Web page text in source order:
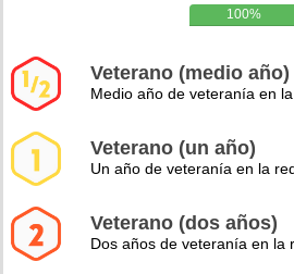
100%
Veterano (medio año)
Medio año de veteranía en
Veterano (un año)
Un año de veteranía en la
Veterano (dos años)
Dos años de veteranía en la